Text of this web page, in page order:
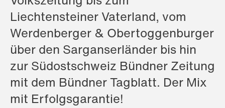
Liechtensteiner Vaterland, vom
Werdenberger & Obertoggenburger
über den Sarganserländer bis hin
zur Südostschweiz Bündner Zeitung
mit dem Bündner Tagblatt. Der Mix
mit Erfolgsgarantie!